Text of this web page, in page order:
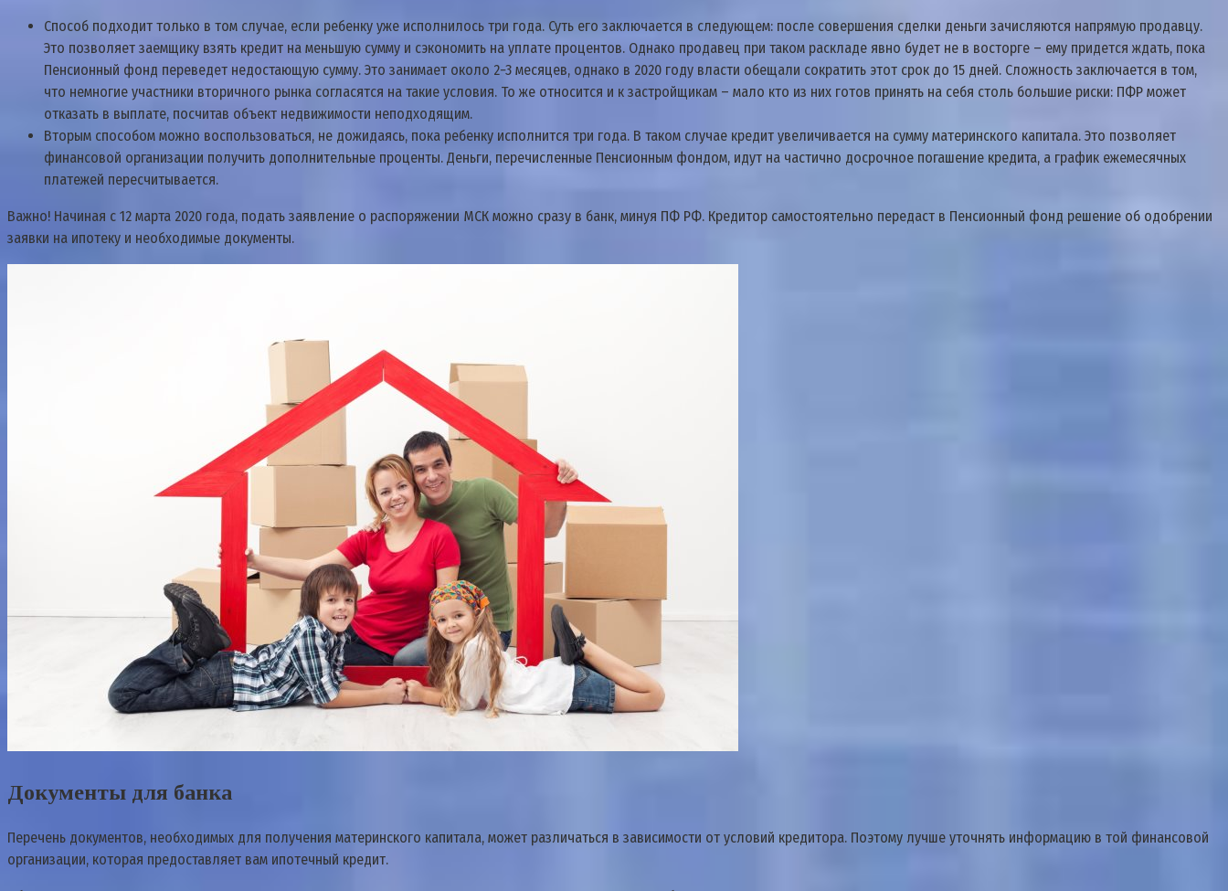
Способ подходит только в том случае, если ребенку уже исполнилось три года. Суть его заключается в следующем: после совершения сделки деньги зачисляются напрямую продавцу.
Это позволяет заемщику взять кредит на меньшую сумму и сэкономить на уплате процентов. Однако продавец при таком раскладе явно будет не в восторге – ему придется ждать, пока
Пенсионный фонд переведет недостающую сумму. Это занимает около 2−3 месяцев, однако в 2020 году власти обещали сократить этот срок до 15 дней. Сложность заключается в том,
что немногие участники вторичного рынка согласятся на такие условия. То же относится и к застройщикам – мало кто из них готов принять на себя столь большие риски: ПФР может
отказать в выплате, посчитав объект недвижимости неподходящим.
Вторым способом можно воспользоваться, не дожидаясь, пока ребенку исполнится три года. В таком случае кредит увеличивается на сумму материнского капитала. Это позволяет
финансовой организации получить дополнительные проценты. Деньги, перечисленные Пенсионным фондом, идут на частично досрочное погашение кредита, а график ежемесячных
платежей пересчитывается.
Важно! Начиная с 12 марта 2020 года, подать заявление о распоряжении МСК можно сразу в банк, минуя ПФ РФ. Кредитор самостоятельно передаст в Пенсионный фонд решение об одобрении
заявки на ипотеку и необходимые документы.
Документы для банка
Перечень документов, необходимых для получения материнского капитала, может различаться в зависимости от условий кредитора. Поэтому лучше уточнять информацию в той финансовой
организации, которая предоставляет вам ипотечный кредит.